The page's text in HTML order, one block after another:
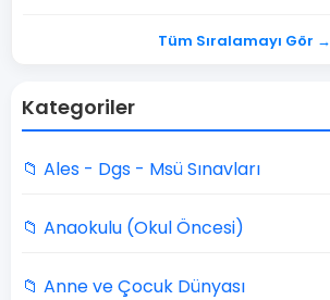
Tüm Sıralamayı Gör →
Kategoriler
📁 Ales - Dgs - Msü Sınavları
📁 Anaokulu (Okul Öncesi)
📁 Anne ve Çocuk Dünyası